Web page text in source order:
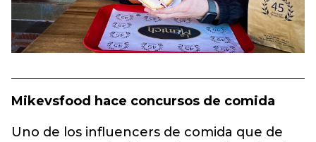
Mikevsfood hace concursos de comida
Uno de los influencers de comida que de